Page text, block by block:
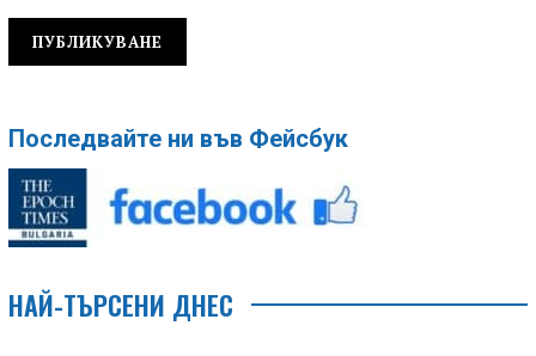
Последвайте ни във Фейсбук
НАЙ-ТЪРСЕНИ ДНЕС